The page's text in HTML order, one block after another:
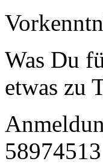
Was Du
etwas zu
58974513